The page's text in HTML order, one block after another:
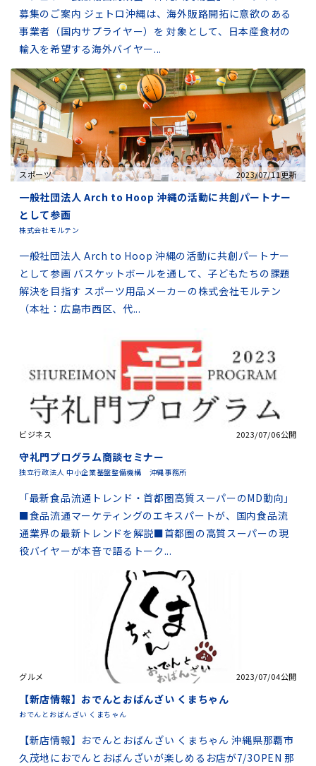
募集のご案内 ジェトロ沖縄は、海外販路開拓に意欲のある
事業者（国内サプライヤー）を 対象として、日本産食材の
輸入を希望する海外バイヤー...
スポーツ 2023/07/11更新
一般社団法人 Arch to Hoop 沖縄の活動に共創パートナー
として参画
株式会社モルテン
一般社団法人 Arch to Hoop 沖縄の活動に共創パートナー
として参画 バスケットボールを通して、子どもたちの課題
解決を目指す スポーツ用品メーカーの株式会社モルテン
（本社：広島市西区、代...
ビジネス 2023/07/06公開
守礼門プログラム商談セミナー
独立行政法人 中小企業基盤整備機構 沖縄事務所
「最新食品流通トレンド・首都圏高質スーパーのMD動向」
■食品流通マーケティングのエキスパートが、国内食品流
通業界の最新トレンドを解説■首都圏の高質スーパーの現
役バイヤーが本音で語るトーク...
グルメ 2023/07/04公開
【新店情報】おでんとおばんざい くまちゃん
おでんとおばんざい くまちゃん
【新店情報】おでんとおばんざい くまちゃん 沖縄県那覇市
久茂地におでんとおばんざいが楽しめるお店が7/3OPEN 那